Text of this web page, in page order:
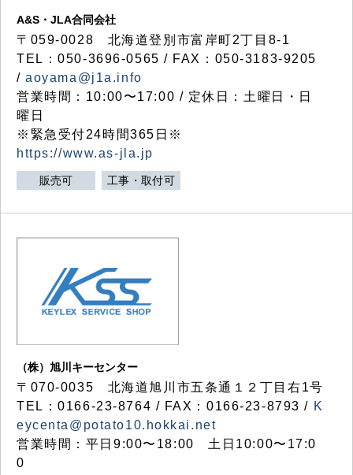
A&S・JLA合同会社
〒 059-0028 北海道登別市富岸町2丁目 8-1
TEL：050-3696-0565 / FAX：050-3183-9205
/aoyama@j1a.info
営業時間：10:00〜17:00 / 定休日：土曜日・日
曜日
※緊急受付24時間365日※
https://www.as-jla.jp
販売可 工事・取付可
（株）旭川キーセンター
〒070-0035 北海道旭川市五条通１２丁目右1号
TEL：0166-23-8764 / FAX：0166-23-8793 / K
eycenta@potato10.hokkai.net
営業時間：平日9:00〜18:00 土日10:00〜17:0
0